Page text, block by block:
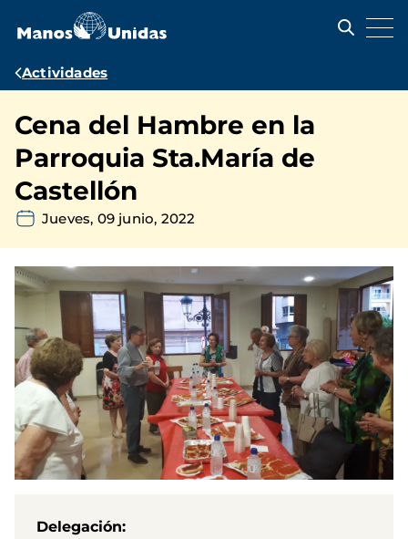
contenido
Ruta
navegación
Actividades
Cena del Hambre en la
Parroquia Sta.María de
Castellón
Jueves, 09 junio, 2022
Delegación